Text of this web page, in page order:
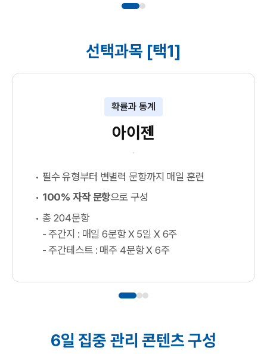
선택과목 [택1]
확률과 통계
아이젠
필수 유형부터 변별력 문항까지 매일 훈련
100% 자작 문항으로 구성
총 204문항
- 주간지 : 매일 6문항 X 5일 X 6주
- 주간테스트 : 매주 4문항 X 6주
6일 집중 관리 콘텐츠 구성